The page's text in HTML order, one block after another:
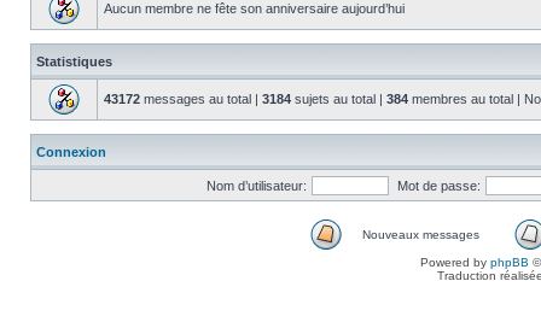
Aucun membre ne fête son anniversaire aujourd’hui
Statistiques
43172 messages au total | 3184 sujets au total | 384 membres au total |
Connexion
Nom d’utilisateur: Mot de passe:
Nouveaux messages
Powered by phpBB
Traduction